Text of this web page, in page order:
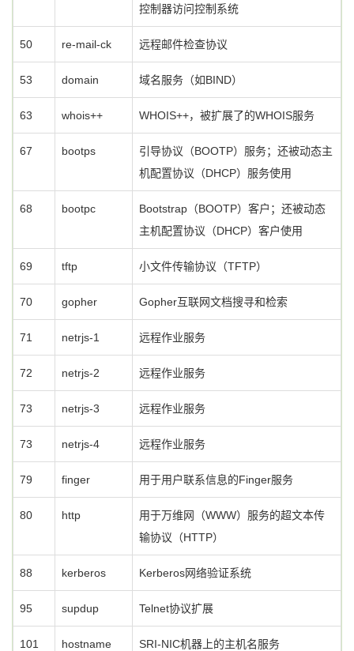
控制器访问控制系统
50 re-mail-ck 远程邮件检查协议
53 domain 域名服务（如BIND）
63 whois++ WHOIS++，被扩展了的WHOIS服务
67 bootps
引导协议（BOOTP）服务；还被动态主
机配置协议（DHCP）服务使用
68 bootpc
Bootstrap（BOOTP）客户；还被动态
主机配置协议（DHCP）客户使用
69 tftp 小文件传输协议（TFTP）
70 gopher Gopher互联网文档搜寻和检索
71 netrjs-1 远程作业服务
72 netrjs-2 远程作业服务
73 netrjs-3 远程作业服务
73 netrjs-4 远程作业服务
79 finger 用于用户联系信息的Finger服务
80 http
用于万维网（WWW）服务的超文本传
输协议（HTTP）
88 kerberos Kerberos网络验证系统
95 supdup Telnet协议扩展
101 hostname SRI-NIC机器上的主机名服务